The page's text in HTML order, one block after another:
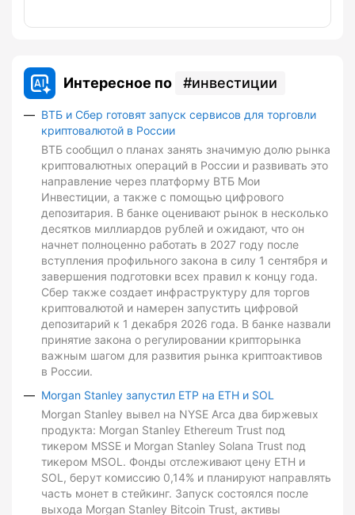
Интересное по инвестиции
ВТБ и Сбер готовят запуск сервисов для торговли
криптовалютой в России
ВТБ сообщил о планах занять значимую долю рынка
криптовалютных операций в России и развивать это
направление через платформу ВТБ Мои
Инвестиции, а также с помощью цифрового
депозитария. В банке оценивают рынок в несколько
десятков миллиардов рублей и ожидают, что он
начнет полноценно работать в 2027 году после
вступления профильного закона в силу 1 сентября и
завершения подготовки всех правил к концу года.
Сбер также создает инфраструктуру для торгов
криптовалютой и намерен запустить цифровой
депозитарий к 1 декабря 2026 года. В банке назвали
принятие закона о регулировании крипторынка
важным шагом для развития рынка криптоактивов
в России.
Morgan Stanley запустил ETP на ETH и SOL
Morgan Stanley вывел на NYSE Arca два биржевых
продукта: Morgan Stanley Ethereum Trust под
тикером MSSE и Morgan Stanley Solana Trust под
тикером MSOL. Фонды отслеживают цену ETH и
SOL, берут комиссию 0,14% и планируют направлять
часть монет в стейкинг. Запуск состоялся после
выхода Morgan Stanley Bitcoin Trust, активы